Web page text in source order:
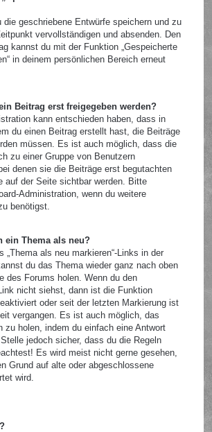
die geschriebene Entwürfe speichern und zu
vervollständigen und absenden. Den
kannst du mit der Funktion „Gespeicherte
in deinem persönlichen Bereich erneut
Beitrag erst freigegeben werden?
kann entschieden haben, dass in
du einen Beitrag erstellt hast, die Beiträge
müssen. Es ist auch möglich, dass die
zu einer Gruppe von Benutzern
denen sie die Beiträge erst begutachten
auf der Seite sichtbar werden. Bitte
Administration, wenn du weitere
benötigst.
ein Thema als neu?
„Thema als neu markieren“-Links in der
du das Thema wieder ganz nach oben
des Forums holen. Wenn du den
nicht siehst, dann ist die Funktion
oder seit der letzten Markierung ist
vergangen. Es ist auch möglich, das
zu holen, indem du einfach eine Antwort
jedoch sicher, dass du die Regeln
Es wird meist nicht gerne gesehen,
Grund auf alte oder abgeschlossene
wird.